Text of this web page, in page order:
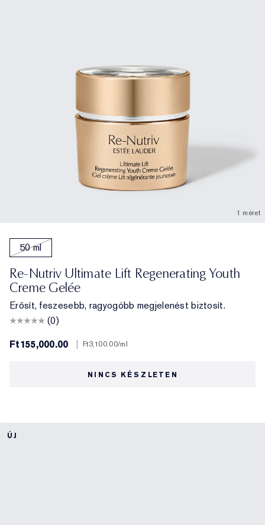
1 méret
50 ml
Re-Nutriv Ultimate Lift Regenerating Youth
Creme Gelée
Erősít, feszesebb, ragyogóbb megjelenést biztosít.
(0)
Ft155,000.00
Ft3,100.00/ml
NINCS KÉSZLETEN
ÚJ